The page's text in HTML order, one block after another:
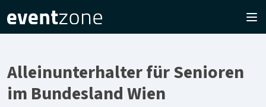
Alleinunterhalter für Senioren
im Bundesland Wien